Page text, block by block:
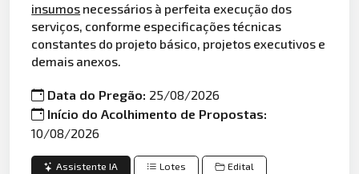
insumos necessários à perfeita execução dos
serviços, conforme especificações técnicas
constantes do projeto básico, projetos executivos e
demais anexos.
Data do Pregão: 25/08/2026
Início do Acolhimento de Propostas:
10/08/2026
Assistente IA Lotes Edital